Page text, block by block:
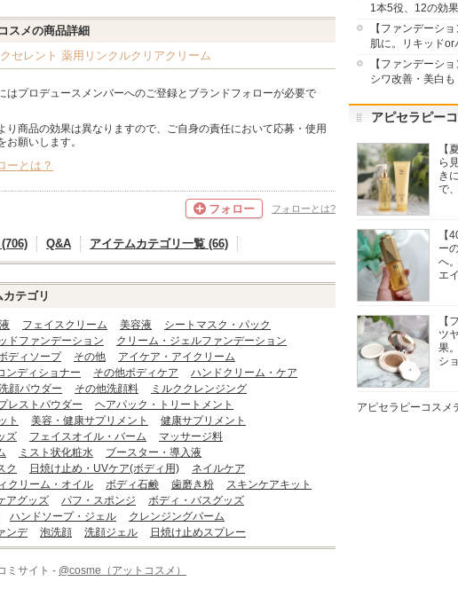
スメの商品詳細
セレント 薬用リンクルクリアクリーム
はプロデュースメンバーへのご登録とブランドフォローが必要で
り商品の効果は異なりますので、ご自身の責任において応募・使用
お願いします。
ーとは？
フォロー フォローとは?
Q&A アイテムカテゴリ一覧 (66)
テゴリ
フェイスクリーム 美容液
シートマスク・パック
ドファンデーション
クリーム・ジェルファンデーション
ディソープ その他
アイケア・アイクリーム
ンディショナー その他ボディケア
ハンドクリーム・ケア
顔パウダー その他洗顔料
ミルククレンジング
レストパウダー
ヘアパック・トリートメント
ト 美容・健康サプリメント
健康サプリメント
ズ フェイスオイル・バーム
マッサージ料
ミスト状化粧水
ブースター・導入液
ク 日焼け止め・UVケア(ボディ用)
ネイルケア
クリーム・オイル ボディ石鹸 歯磨き粉
スキンケアキット
アグッズ パフ・スポンジ
ボディ・バスグッズ
ハンドソープ・ジェル
クレンジングバーム
ンデ 泡洗顔 洗顔ジェル 日焼け止めスプレー
ミサイト - @cosme（アットコスメ）
1本5役、12の効
【ファンデーシ
肌に。リキッドor
【ファンデーシ
シワ改善・美白も
アピセラピー
【
ら
き
で
【
ー
へ
エ
【
ツ
果
シ
アピセラピーコスメ